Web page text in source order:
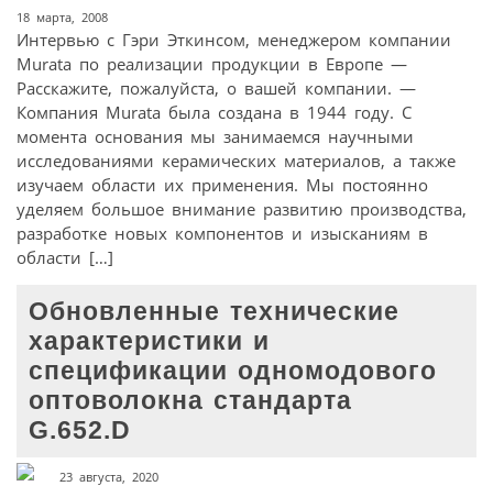
18 марта, 2008
Интервью с Гэри Эткинсом, менеджером компании
Murata по реализации продукции в Европе —
Расскажите, пожалуйста, о вашей компании. —
Компания Murata была создана в 1944 году. С
момента основания мы занимаемся научными
исследованиями керамических материалов, а также
изучаем области их применения. Мы постоянно
уделяем большое внимание развитию производства,
разработке новых компонентов и изысканиям в
области […]
Обновленные технические
характеристики и
спецификации одномодового
оптоволокна стандарта
G.652.D
23 августа, 2020